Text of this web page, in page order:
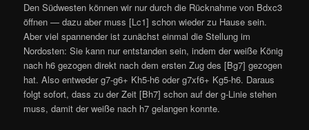
Den Südwesten können wir nur durch die Rücknahme von Bdxc3
öffnen — dazu aber muss [Lc1] schon wieder zu Hause sein.
Aber viel spannender ist zunächst einmal die Stellung im
Nordosten: Sie kann nur entstanden sein, indem der weiße König
nach h6 gezogen direkt nach dem ersten Zug des [Bg7] gezogen
hat. Also entweder g7-g6+ Kh5-h6 oder g7xf6+ Kg5-h6. Daraus
folgt sofort, dass zu der Zeit [Bh7] schon auf der g-Linie stehen
muss, damit der weiße nach h7 gelangen konnte.